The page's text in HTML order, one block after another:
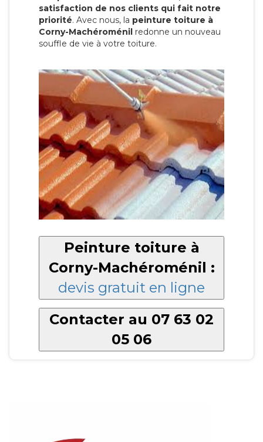
satisfaction de nos clients qui fait notre
priorité. Avec nous, la peinture toiture à
Corny-Machéroménil redonne un nouveau
souffle de vie à votre toiture.
Peinture toiture à
Corny-Machéroménil :
devis gratuit en ligne
Contacter au 07 63 02
05 06